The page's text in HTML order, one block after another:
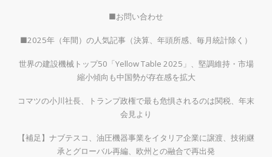
■お問い合わせ
■2025年（年間）の人気記事（決算、年頭所感、毎月統計除く）
世界の建設機械トップ50「Yellow Table 2025」、堅調維持・市場
縮小傾向も中国勢が存在感を拡大
コマツの小川社長、トランプ政権で最も危惧されるのは関税、年末
会見より
【補足】ナブテスコ、油圧機器事業をイタリア企業に譲渡、技術継
承とグローバル再編、欧州との融合で再出発